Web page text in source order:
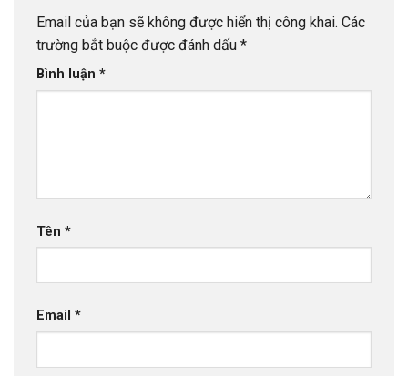
Email của bạn sẽ không được hiển thị công khai. Các
trường bắt buộc được đánh dấu *
Bình luận *
Tên *
Email *